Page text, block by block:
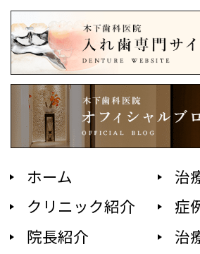
ホーム
クリニック紹介
院長紹介
治
症
治